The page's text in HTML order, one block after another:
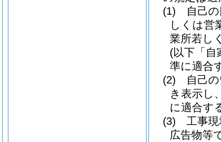
(1)
自己
しくは営
業所若し
(以下「自
準に適合
(2)
自己
き表示し
に適合す
(3)
工事
広告物等